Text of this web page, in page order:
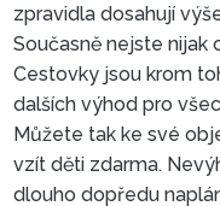
zpravidla dosahují
Současně nejste nijak
Cestovky jsou krom
dalších výhod pro
Můžete tak ke své
vzít děti zdarma.
dlouho dopředu